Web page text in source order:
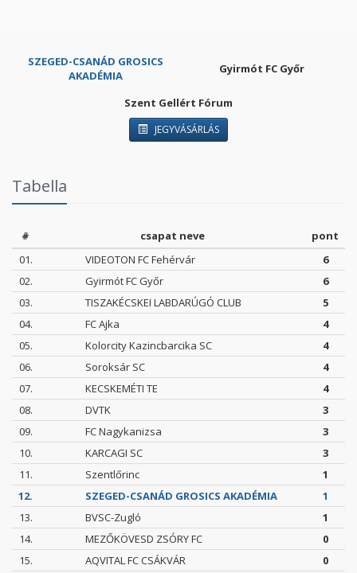
SZEGED-CSANÁD GROSICS
AKADÉMIA
Gyirmót FC Győr
Szent Gellért Fórum
JEGYVÁSÁRLÁS
Tabella
# csapat neve
pont
01.
VIDEOTON FC Fehérvár
6
02.
Gyirmót FC Győr
6
03.
TISZAKÉCSKEI LABDARÚGÓ CLUB
5
04.
FC Ajka
4
05.
Kolorcity Kazincbarcika SC
4
06.
Soroksár SC
4
07.
KECSKEMÉTI TE
4
08.
DVTK
3
09.
FC Nagykanizsa
3
10.
KARCAGI SC
3
11.
Szentlőrinc
1
12.
SZEGED-CSANÁD GROSICS AKADÉMIA
1
13.
BVSC-Zugló
1
14.
MEZŐKÖVESD ZSÓRY FC
0
15.
AQVITAL FC CSÁKVÁR
0